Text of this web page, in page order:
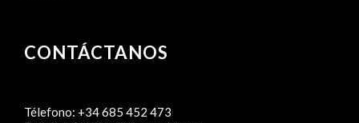
CONTÁCTANOS
Télefono: +34 685 452 473